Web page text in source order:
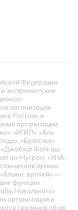
Федерации
экстремистские
организация
в России» и
организации,
«ИГИЛ», «Аль-
«Братство»
«Джабхат Фатх аш-
ан-Нусра»), «УНА-
армия»
врачей» —
функции
Навального»
организаций и
сведения об их